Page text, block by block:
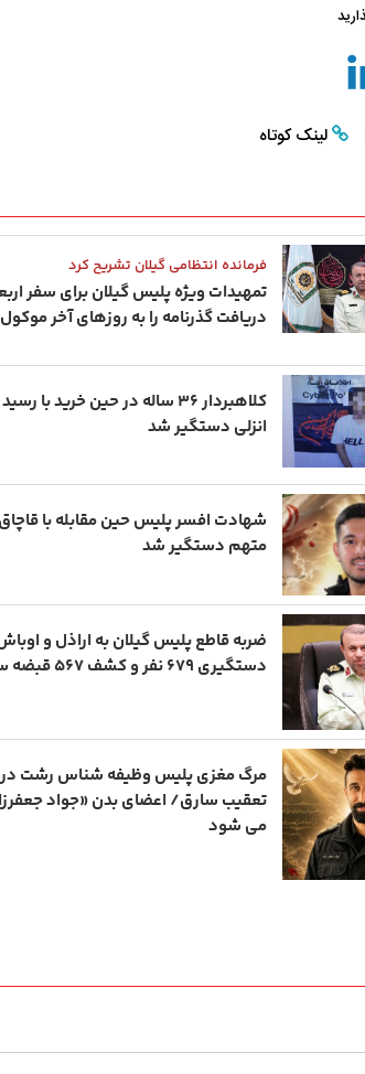
لینک کوتاه
فرمانده انتظامی گیلان تشریح کرد
تمهیدات ویژه پلیس گیلان برای سفر
دریافت گذرنامه را به روزهای آخر
کلاهبردار ۳۶ ساله در حین خرید با
انزلی دستگیر شد
شهادت افسر پلیس حین مقابله با
متهم دستگیر شد
ضربه قاطع پلیس گیلان به اراذل و
دستگیری ۶۷۹ نفر و کشف ۵۶۷ قبضه سلاح
مرگ مغزی پلیس وظیفه شناس رشت در
تعقیب سارق/ اعضای بدن «جواد
می شود